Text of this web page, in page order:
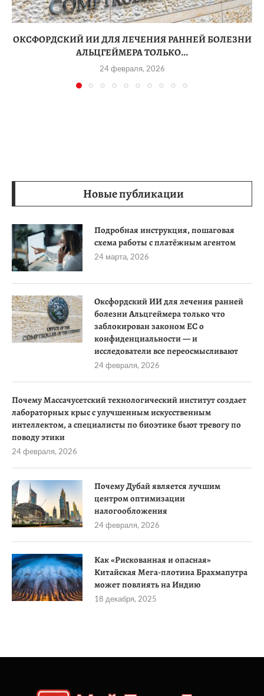
ОКСФОРДСКИЙ ИИ ДЛЯ ЛЕЧЕНИЯ РАННЕЙ БОЛЕЗНИ
АЛЬЦГЕЙМЕРА ТОЛЬКО...
24 февраля, 2026
Новые публикации
Подробная инструкция, пошаговая
схема работы с платёжным агентом
24 марта, 2026
Оксфордский ИИ для лечения ранней
болезни Альцгеймера только что
заблокирован законом ЕС о
конфиденциальности — и
исследователи все переосмысливают
24 февраля, 2026
Почему Массачусетский технологический институт создает
лабораторных крыс с улучшенным искусственным
интеллектом, а специалисты по биоэтике бьют тревогу по
поводу этики
24 февраля, 2026
Почему Дубай является лучшим
центром оптимизации
налогообложения
24 февраля, 2026
Как «Рискованная и опасная»
Китайская Мега-плотина Брахмапутра
может повлиять на Индию
18 декабря, 2025